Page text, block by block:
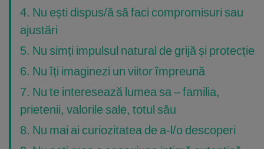
4. Nu ești dispus/ă să faci compromisuri sau
ajustări
5. Nu simți impulsul natural de grijă și protecție
6. Nu îți imaginezi un viitor împreună
7. Nu te interesează lumea sa – familia,
prietenii, valorile sale, totul său
8. Nu mai ai curiozitatea de a-l/o descoperi